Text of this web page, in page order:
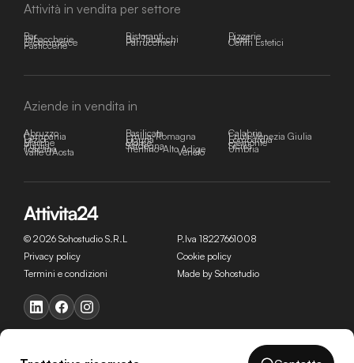
Attività in vendita per settore
Bar Ristoranti Pizzerie
Tabaccherie Bar Tabacchi Hotel
E-commerce Parrucchieri Centri Estetici
Pasticcerie
Aziende in vendita in
Abruzzo Basilicata Calabria
Campania Emilia-Romagna Friuli-Venezia Giulia
Lazio Liguria Lombardia
Marche Molise Piemonte
Puglia Sardegna Sicilia
Toscana Trentino-Alto Adige Umbria
Valle d'Aosta Veneto
© 2026 Sohostudio S.R.L
P.Iva 18227661008
Privacy policy
Cookie policy
Termini e condizioni
Made by Sohostudio